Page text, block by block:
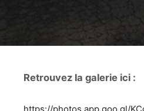
Retrouvez la galerie ici :